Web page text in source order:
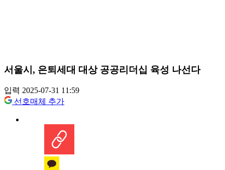
서울시, 은퇴세대 대상 공공리더십 육성 나선다
입력 2025-07-31 11:59
선호매체 추가